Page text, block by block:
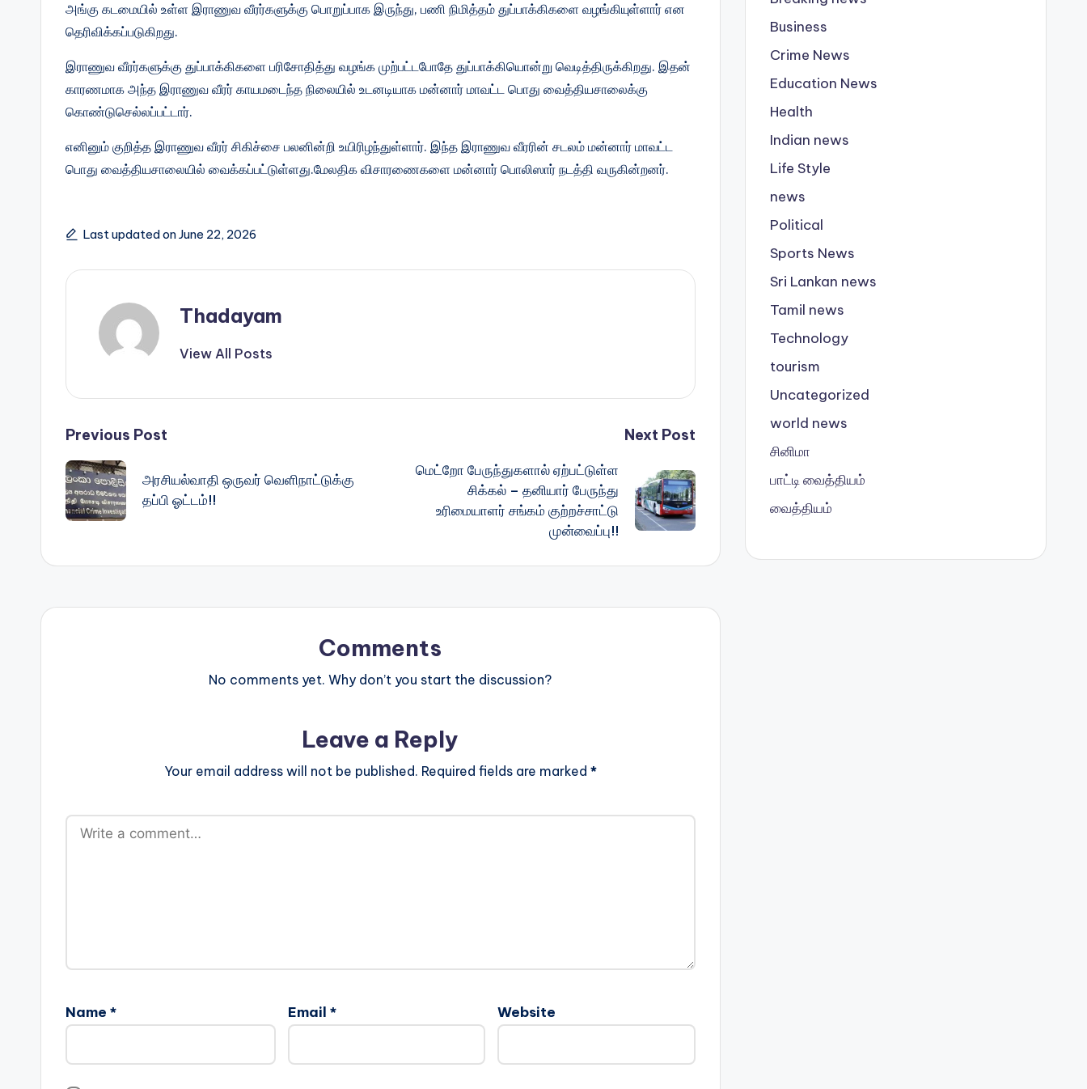
அங்கு கடமையில் உள்ள இராணுவ வீரர்களுக்கு பொறுப்பாக இருந்து, பணி நிமித்தம் துப்பாக்கிகளை வழங்கியுள்ளார் என
தெரிவிக்கப்படுகிறது.
இராணுவ வீரர்களுக்கு துப்பாக்கிகளை பரிசோதித்து வழங்க முற்பட்டபோதே துப்பாக்கியொன்று வெடித்திருக்கிறது. இதன்
காரணமாக அந்த இராணுவ வீரர் காயமடைந்த நிலையில் உடனடியாக மன்னார் மாவட்ட பொது வைத்தியசாலைக்கு
கொண்டுசெல்லப்பட்டார்.
எனினும் குறித்த இராணுவ வீரர் சிகிச்சை பலனின்றி உயிரிழந்துள்ளார். இந்த இராணுவ வீரரின் சடலம் மன்னார் மாவட்ட
பொது வைத்தியசாலையில் வைக்கப்பட்டுள்ளது.மேலதிக விசாரணைகளை மன்னார் பொலிஸார் நடத்தி வருகின்றனர்.
Last updated on June 22, 2026
Thadayam
View All Posts
Post
navigation
Previous Post
அரசியல்வாதி ஒருவர் வெளிநாட்டுக்கு
தப்பி ஓட்டம்!!
Next Post
மெட்றோ பேருந்துகளால் ஏற்பட்டுள்ள
சிக்கல் – தனியார் பேருந்து
உரிமையாளர் சங்கம் குற்றச்சாட்டு
முன்வைப்பு!!
Comments
No comments yet. Why don’t you start the discussion?
Leave a Reply
Your email address will not be published. Required fields are marked *
Name * Email * Website
Business
Crime News
Education News
Health
Indian news
Life Style
news
Political
Sports News
Sri Lankan news
Tamil news
Technology
tourism
Uncategorized
world news
சினிமா
பாட்டி வைத்தியம்
வைத்தியம்